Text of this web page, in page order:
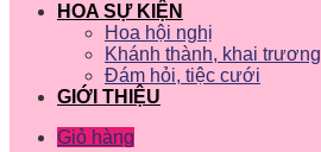
HOA SỰ KIỆN
Hoa hội nghị
Khánh thành, khai trương
Đám hỏi, tiệc cưới
GIỚI THIỆU
Giỏ hàng